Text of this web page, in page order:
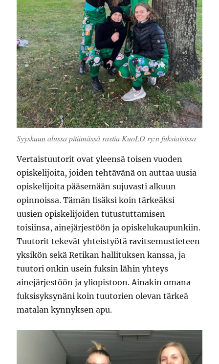
Syyskuun alussa pitämässä rastia KuoLO ry:n fuksiaisissa
Vertaistuutorit ovat yleensä toisen vuoden
opiskelijoita, joiden tehtävänä on auttaa uusia
opiskelijoita pääsemään sujuvasti alkuun
opinnoissa. Tämän lisäksi koin tärkeäksi
uusien opiskelijoiden tutustuttamisen
toisiinsa, ainejärjestöön ja opiskelukaupunkiin.
Tuutorit tekevät yhteistyötä ravitsemustieteen
yksikön sekä Retikan hallituksen kanssa, ja
tuutori onkin usein fuksin lähin yhteys
ainejärjestöön ja yliopistoon. Ainakin omana
fuksisyksynäni koin tuutorien olevan tärkeä
matalan kynnyksen apu.